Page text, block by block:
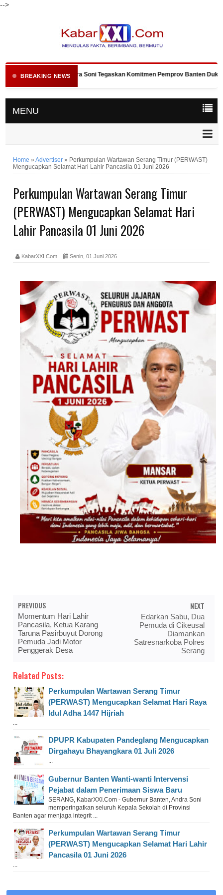
-->
BREAKING NEWS
Gubernur Andra Soni Tegaskan Komitmen Pemprov Banten
MENU
Home »Advertiser » Perkumpulan Wartawan Serang Timur (PERWAST)
Mengucapkan Selamat Hari Lahir Pancasila 01 Juni 2026
Perkumpulan Wartawan Serang Timur
(PERWAST) Mengucapkan Selamat Hari
Lahir Pancasila 01 Juni 2026
KabarXXI.Com Senin, 01 Juni 2026
PREVIOUS
Momentum Hari Lahir
Pancasila, Ketua Karang
Taruna Pasirbuyut Dorong
Pemuda Jadi Motor
Penggerak Desa
NEXT
Edarkan Sabu, Dua
Pemuda di Cikeusal
Diamankan
Satresnarkoba Polres
Serang
Related Posts:
Perkumpulan Wartawan Serang Timur
(PERWAST) Mengucapkan Selamat Hari Raya
Idul Adha 1447 Hijriah
...
DPUPR Kabupaten Pandeglang Mengucapkan
Dirgahayu Bhayangkara 01 Juli 2026
...
Gubernur Banten Wanti-wanti Intervensi
Pejabat dalam Penerimaan Siswa Baru
SERANG, KabarXXI.Com - Gubernur Banten, Andra Soni
memperingatkan seluruh Kepala Sekolah di Provinsi
Banten agar menjaga integrit ...
Perkumpulan Wartawan Serang Timur
(PERWAST) Mengucapkan Selamat Hari Lahir
Pancasila 01 Juni 2026
...